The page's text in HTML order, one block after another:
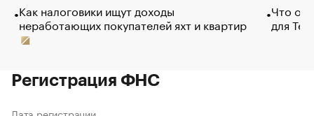
Как налоговики ищут доходы
неработающих покупателей яхт и квартир
Что
для
Регистрация ФНС